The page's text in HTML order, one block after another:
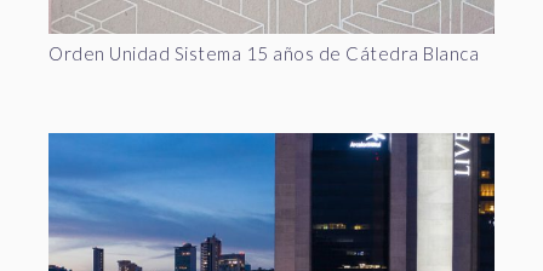
Orden Unidad Sistema 15 años de Cátedra Blanca